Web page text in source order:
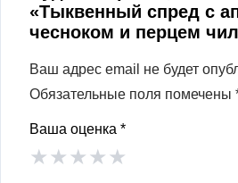
«Тыквенный спред с
чесноком и перцем
Ваш адрес email не будет
Обязательные поля помечены
Ваша оценка *
★★★★★